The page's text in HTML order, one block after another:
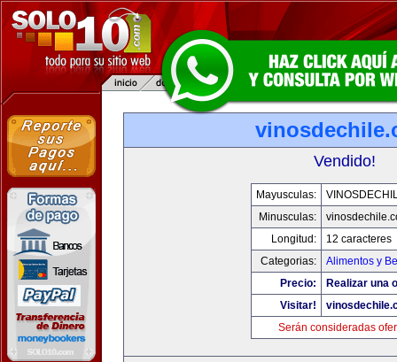
Vendido!
Mayusculas:
Minusculas:
Longitud:
12 caracteres
Categorias:
Alimentos y
Precio:
Realizar una
Visitar!
Serán consideradas